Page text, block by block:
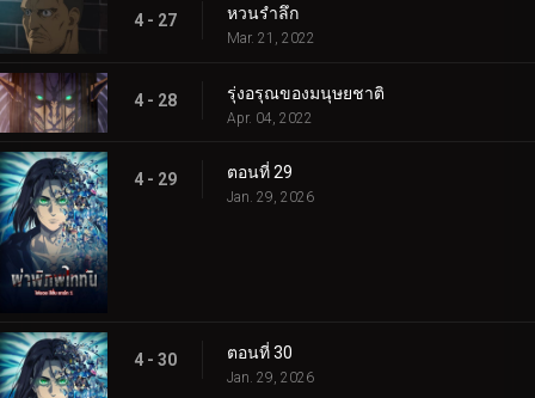
4 - 27 หวนรำลึก
Mar. 21, 2022
4 - 28 รุ่งอรุณของมนุษยชาติ
Apr. 04, 2022
4 - 29 ตอนที่ 29
Jan. 29, 2026
4 - 30 ตอนที่ 30
Jan. 29, 2026